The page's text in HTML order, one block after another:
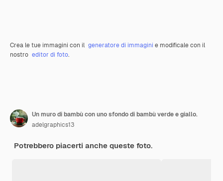
Crea le tue immagini con il generatore di immagini e modificale con il
nostro editor di foto.
Un muro di bambù con uno sfondo di bambù verde e giallo.
adelgraphics13
Potrebbero piacerti anche queste foto.